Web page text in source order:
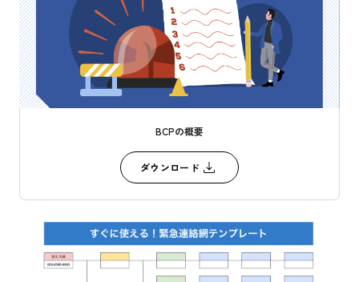
BCPの概要
ダウンロード